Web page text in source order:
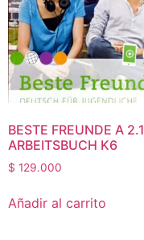
BESTE FREUNDE A 2.1
ARBEITSBUCH K6
$ 129.000
Añadir al carrito